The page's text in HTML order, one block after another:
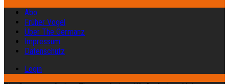
Abo
Früher Vogel
Über The Germanz
Impressum
Datenschutz
Login